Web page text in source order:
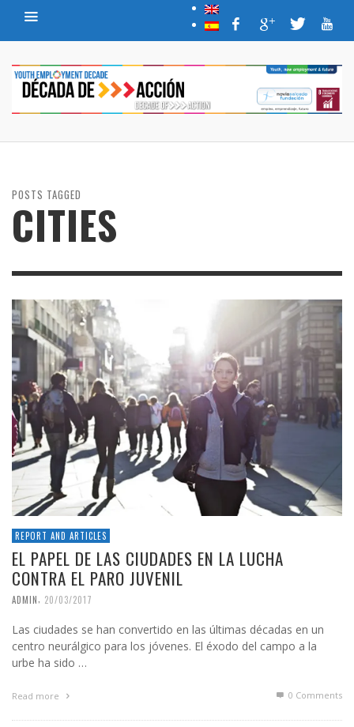
POSTS TAGGED
CITIES
REPORT AND ARTICLES
EL PAPEL DE LAS CIUDADES EN LA LUCHA
CONTRA EL PARO JUVENIL
ADMIN 20/03/2017
Las ciudades se han convertido en las últimas décadas en un
centro neurálgico para los jóvenes. El éxodo del campo a la
urbe ha sido …
Read more 0 Comments